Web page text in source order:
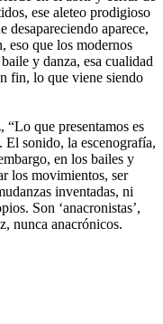
ese aleteo prodigioso
desapareciendo aparece,
eso que los modernos
y danza, esa cualidad
fin, lo que viene siendo
que presentamos es
El sonido, la escenografía,
en los bailes y
los movimientos, ser
inventadas, ni
Son ‘anacronistas’,
nunca anacrónicos.